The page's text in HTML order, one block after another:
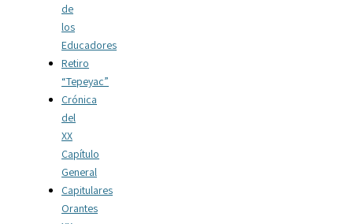
de
los
Educadores
Retiro
“Tepeyac”
Crónica
del
XX
Capítulo
General
Capitulares
Orantes